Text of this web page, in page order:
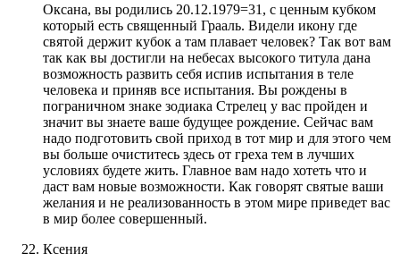
Оксана, вы родились 20.12.1979=31, с ценным кубком
который есть священный Грааль. Видели икону где
святой держит кубок а там плавает человек? Так вот вам
так как вы достигли на небесах высокого титула дана
возможность развить себя испив испытания в теле
человека и приняв все испытания. Вы рождены в
пограничном знаке зодиака Стрелец у вас пройден и
значит вы знаете ваше будущее рождение. Сейчас вам
надо подготовить свой приход в тот мир и для этого чем
вы больше очиститесь здесь от греха тем в лучших
условиях будете жить. Главное вам надо хотеть что и
даст вам новые возможности. Как говорят святые ваши
желания и не реализованность в этом мире приведет вас
в мир более совершенный.
Ксения